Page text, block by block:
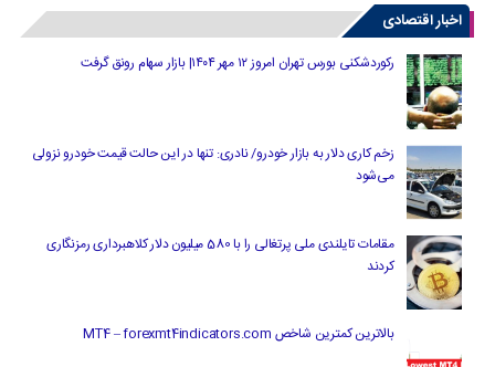
اخبار اقتصادی
رکوردشکنی بورس تهران امروز ۱۲ مهر ۱۴۰۴| بازار سهام رونق گرفت
زخم کاری دلار به بازار خودرو/ نادری: تنها در این حالت قیمت خودرو نزولی
می‌شود
مقامات تایلندی ملی پرتغالی را با 580 میلیون دلار کلاهبرداری رمزنگاری
کردند
بالاترین کمترین شاخص MT4 – forexmt4indicators.com